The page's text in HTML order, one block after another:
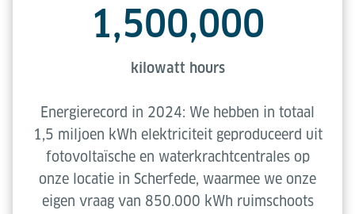
1,500,000
kilowatt hours
Energierecord in 2024: We hebben in totaal
1,5 miljoen kWh elektriciteit geproduceerd uit
fotovoltaïsche en waterkrachtcentrales op
onze locatie in Scherfede, waarmee we onze
eigen vraag van 850.000 kWh ruimschoots